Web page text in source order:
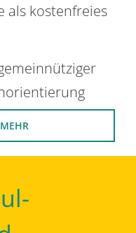
als kostenfreies